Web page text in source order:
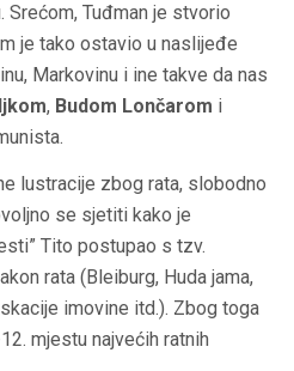
Srećom, Tuđman je stvorio
je tako ostavio u naslijeđe
Markovinu i ine takve da nas
, Budom Lončarom i
lustracije zbog rata, slobodno
se sjetiti kako je
Tito postupao s tzv.
rata (Bleiburg, Huda jama,
imovine itd.). Zbog toga
mjestu najvećih ratnih